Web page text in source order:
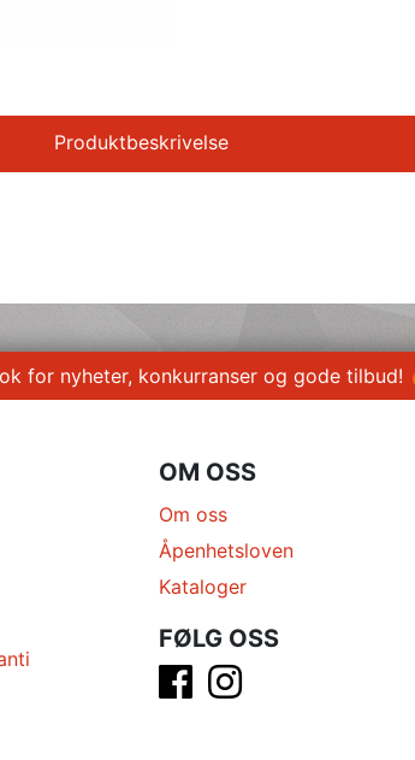
Produktbeskrivelse
for nyheter, konkurranser og gode tilbud!
OM OSS
Om oss
Åpenhetsloven
Kataloger
FØLG OSS